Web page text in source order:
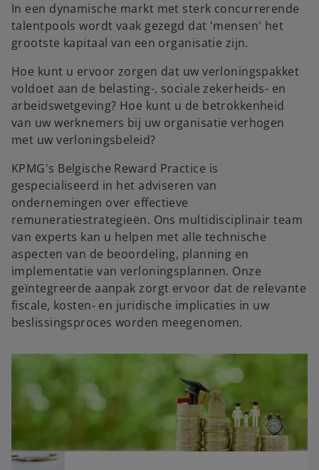
In een dynamische markt met sterk concurrerende
talentpools wordt vaak gezegd dat 'mensen' het
grootste kapitaal van een organisatie zijn.
Hoe kunt u ervoor zorgen dat uw verloningspakket
voldoet aan de belasting-, sociale zekerheids- en
arbeidswetgeving? Hoe kunt u de betrokkenheid
van uw werknemers bij uw organisatie verhogen
met uw verloningsbeleid?
KPMG's Belgische Reward Practice is
gespecialiseerd in het adviseren van
ondernemingen over effectieve
remuneratiestrategieën. Ons multidisciplinair team
van experts kan u helpen met alle technische
aspecten van de beoordeling, planning en
implementatie van verloningsplannen. Onze
geïntegreerde aanpak zorgt ervoor dat de relevante
fiscale, kosten- en juridische implicaties in uw
beslissingsproces worden meegenomen.